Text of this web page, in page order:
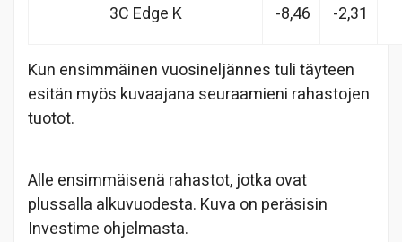
3C Edge K
-8,46 -2,31
Kun ensimmäinen vuosineljännes tuli täyteen
esitän myös kuvaajana seuraamieni rahastojen
tuotot.
Alle ensimmäisenä rahastot, jotka ovat
plussalla alkuvuodesta. Kuva on peräsisin
Investime ohjelmasta.